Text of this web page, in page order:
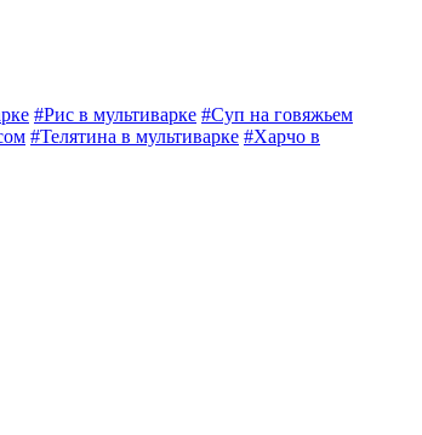
#Рис в мультиварке #Суп на говяжьем
#Телятина в мультиварке #Харчо в